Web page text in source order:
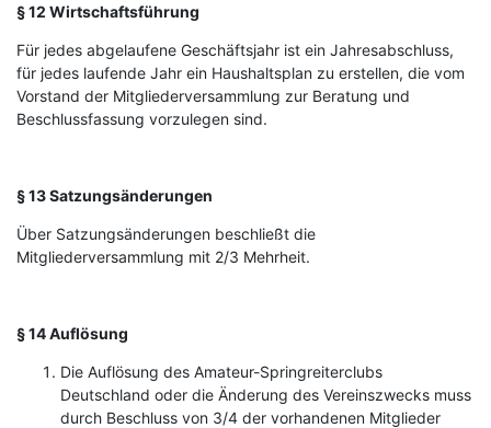
§ 12 Wirtschaftsführung
Für jedes abgelaufene Geschäftsjahr ist ein Jahresabschluss,
für jedes laufende Jahr ein Haushaltsplan zu erstellen, die vom
Vorstand der Mitgliederversammlung zur Beratung und
Beschlussfassung vorzulegen sind.
§ 13 Satzungsänderungen
Über Satzungsänderungen beschließt die
Mitgliederversammlung mit 2/3 Mehrheit.
§ 14 Auflösung
Die Auflösung des Amateur-Springreiterclubs
Deutschland oder die Änderung des Vereinszwecks muss
durch Beschluss von 3/4 der vorhandenen Mitglieder